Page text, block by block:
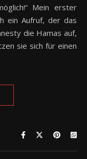
Mein erster
ein Aufruf, der das
die Hamas auf,
sie sich für einen